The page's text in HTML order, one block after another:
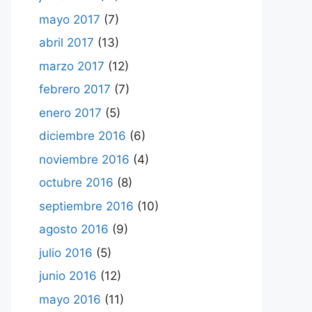
mayo 2017 (7)
abril 2017 (13)
marzo 2017 (12)
febrero 2017 (7)
enero 2017 (5)
diciembre 2016 (6)
noviembre 2016 (4)
octubre 2016 (8)
septiembre 2016 (10)
agosto 2016 (9)
julio 2016 (5)
junio 2016 (12)
mayo 2016 (11)